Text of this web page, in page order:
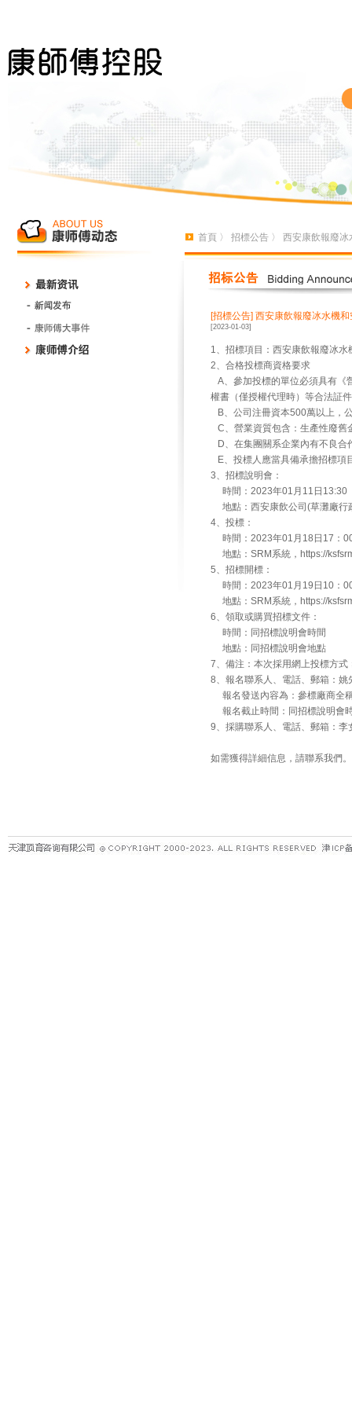
首頁 〉 招標公告 〉 西安康飲報廢
[招標公告] 西安康飲報廢冰水機
[2023-01-03]
1、招標項目：西安康飲報廢冰
2、合格投標商資格要求
A、參加投標的單位必須具有《
權書（僅授權代理時）等合法証
B、公司注冊資本500萬以上，
C、營業資質包含：生產性廢舊
D、在集團關系企業內有不良合
E、投標人應當具備承擔招標項
3、招標說明會：
時間：2023年01月11日13:30
地點：西安康飲公司(草灘廠行
4、投標：
時間：2023年01月18日17：
地點：SRM系統，https://
5、招標開標：
時間：2023年01月19日10：
地點：SRM系統，https://
6、領取或購買招標文件：
時間：同招標說明會時間
地點：同招標說明會地點
7、備注：本次採用網上投標方式
8、報名聯系人、電話、郵箱：
報名發送內容為：參標廠商全
報名截止時間：同招標說明會
9、採購聯系人、電話、郵箱：
如需獲得詳細信息，請聯系我們。